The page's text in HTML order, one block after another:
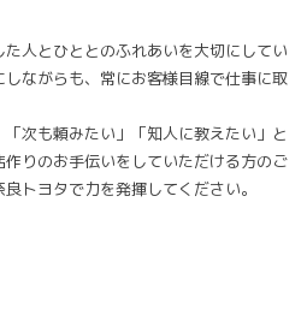
人とひととのふれあいを大切にしてい
ながらも、常にお客様目線で仕事に取
次も頼みたい」「知人に教えたい」と
りのお手伝いをしていただける方のご
トヨタで力を発揮してください。